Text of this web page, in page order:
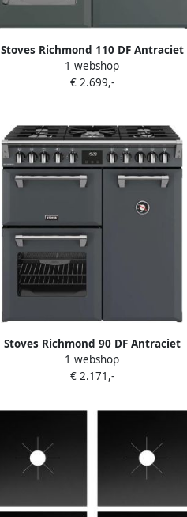
Stoves Richmond 110 DF Antraciet
1 webshop
€ 2.699,-
Stoves Richmond 90 DF Antraciet
1 webshop
€ 2.171,-